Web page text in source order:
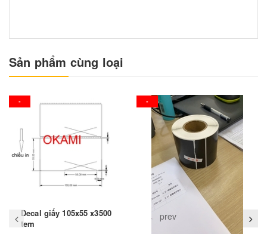
Sản phẩm cùng loại
-
Decal giấy 105x55 x3500
tem
-
prev